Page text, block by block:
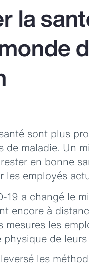
la
sont plus
de maladie. Un
en bonne
les employés
19 a changé le
encore à
mesures les
de
les